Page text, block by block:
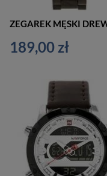
189,00 zł